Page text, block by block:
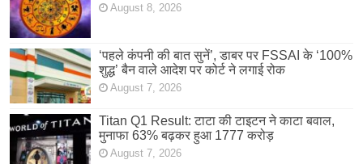
August 8, 2026
‘पहले कंपनी की बात सुनें’, डाबर पर FSSAI के ‘100%
शुद्ध’ बैन वाले आदेश पर कोर्ट ने लगाई रोक
August 7, 2026
Titan Q1 Result: टाटा की टाइटन ने काटा बवाल,
मुनाफा 63% बढ़कर हुआ 1777 करोड़
August 7, 2026